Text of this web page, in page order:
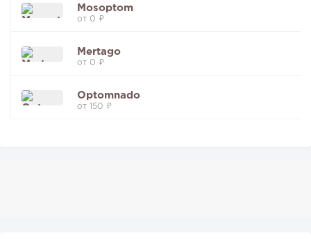
Mosoptom
от 0 ₽
Mertago
от 0 ₽
Optomnado
от 150 ₽